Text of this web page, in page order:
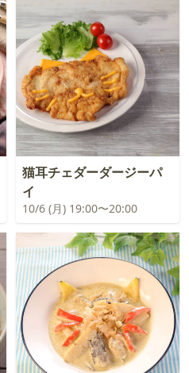
猫耳チェダーダージーパ
イ
10/6 (月) 19:00〜20:00